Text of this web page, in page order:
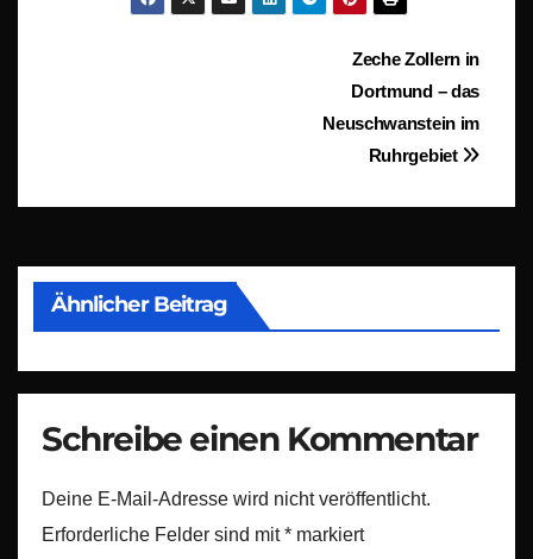
BeitragsnavigationZeche Zollern in
Dortmund – das
Neuschwanstein im
Ruhrgebiet
Ähnlicher Beitrag
Schreibe einen Kommentar
Deine E-Mail-Adresse wird nicht veröffentlicht.
Erforderliche Felder sind mit* markiert